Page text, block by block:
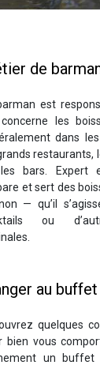
de
est
les
dans
restaurants,
bars. Expert
et sert des
— qu’il
ou
au buffet
quelques
bien vous
un buffet